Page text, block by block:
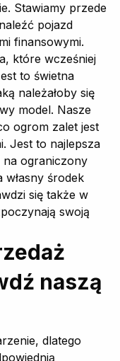
Stawiamy przede
pojazd
finansowymi.
które wcześniej
to świetna
należałoby się
model. Nasze
ogrom zalet jest
Jest to najlepsza
ograniczony
własny środek
się także w
swoją
naszą
dlatego